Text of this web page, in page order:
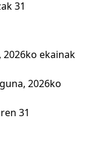
31
ekainak
2026ko
31